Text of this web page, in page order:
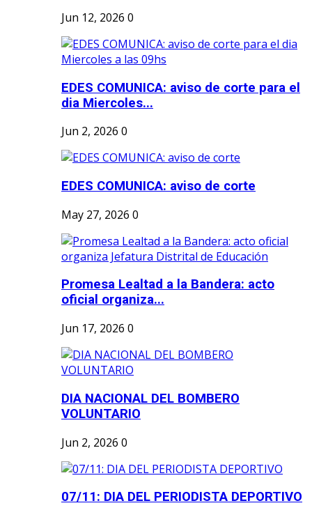
Jun 12, 2026 0
EDES COMUNICA: aviso de corte para el
dia Miercoles...
Jun 2, 2026 0
EDES COMUNICA: aviso de corte
May 27, 2026 0
Promesa Lealtad a la Bandera: acto
oficial organiza...
Jun 17, 2026 0
DIA NACIONAL DEL BOMBERO
VOLUNTARIO
Jun 2, 2026 0
07/11: DIA DEL PERIODISTA DEPORTIVO